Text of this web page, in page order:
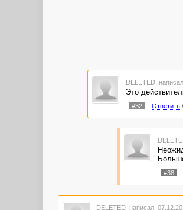
DELETED
Это
#32 Ответить/
#38
DELETED написал